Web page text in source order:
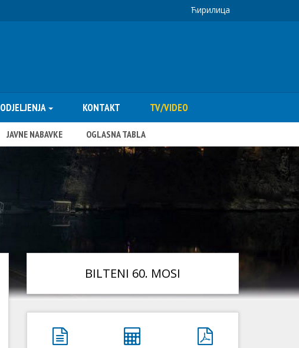
Ћирилица
ODJELJENJA KONTAKT TV/VIDEO
JAVNE NABAVKE OGLASNA TABLA
BILTENI 60. MOSI